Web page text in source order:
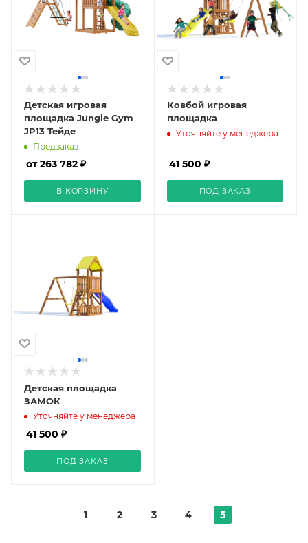
Детская игровая
площадка Jungle Gym
JP13 Тейде
Предзаказ
от 263 782 ₽
В КОРЗИНУ
Ковбой игровая
площадка
Уточняйте у менеджера
41 500 ₽
ПОД ЗАКАЗ
Детская площадка
ЗАМОК
Уточняйте у менеджера
41 500 ₽
ПОД ЗАКАЗ
1 2 3 4 5